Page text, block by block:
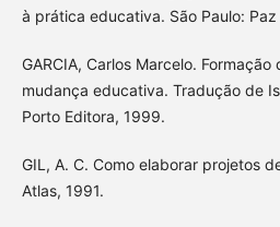
à prática educativa. São Paulo:
GARCIA, Carlos Marcelo.
mudança educativa. Tradução de
Porto Editora, 1999.
GIL, A. C. Como elaborar projetos
Atlas, 1991.